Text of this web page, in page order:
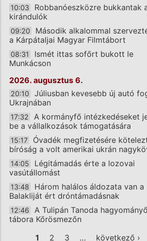
10:03
Robbanóeszközre bukkantak
kirándulók
09:20
Második alkalommal
a Kárpátaljai Magyar Filmtábort
08:31
Ismét ittas sofőrt bukott le
Munkácson
2026. augusztus 6.
20:10
Júliusban kevesebb új autó
Ukrajnában
17:32
A kormányfő intézkedéseket
be a vállalkozások támogatására
15:17
Óvadék megfizetésére
bíróság a volt amerikai ukrán
14:05
Légitámadás érte a lozovai
vasútállomást
13:48
Három halálos áldozata van a
Balakliját ért dróntámadásnak
12:46
A Tulipán Tanoda
tábora Kőrösmezőn
Oldalak
1 2 3 … következő ›